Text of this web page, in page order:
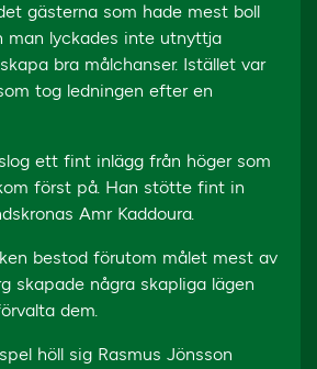
gästerna som hade mest boll
man lyckades inte utnyttja
bra målchanser. Istället var
tog ledningen efter en
ett fint inlägg från höger som
först på. Han stötte fint in
Amr Kaddoura.
bestod förutom målet mest av
skapade några skapliga lägen
dem.
höll sig Rasmus Jönsson